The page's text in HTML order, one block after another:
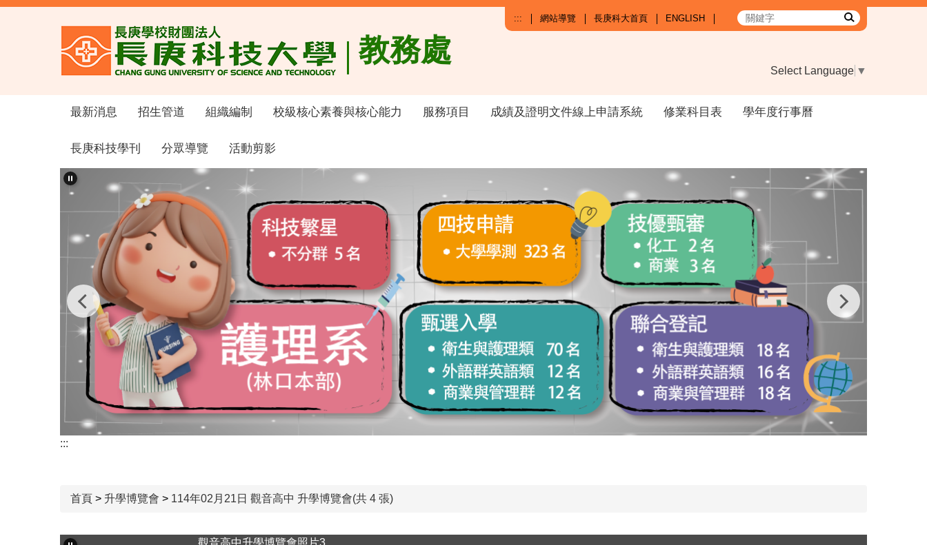
跳
教務處
::: 網站導覽 長庚科大首頁 ENGLISH
Select Language ▼
最新消息 招生管道 組織編制 校級核心素養與核心能力 服務項目 成績及證明文件線上申請系統 修業科目表 學年度行事曆
長庚科技學刊 分眾導覽 活動剪影
:::
首頁 > 升學博覽會 > 114年02月21日 觀音高中 升學博覽會(共 4 張)